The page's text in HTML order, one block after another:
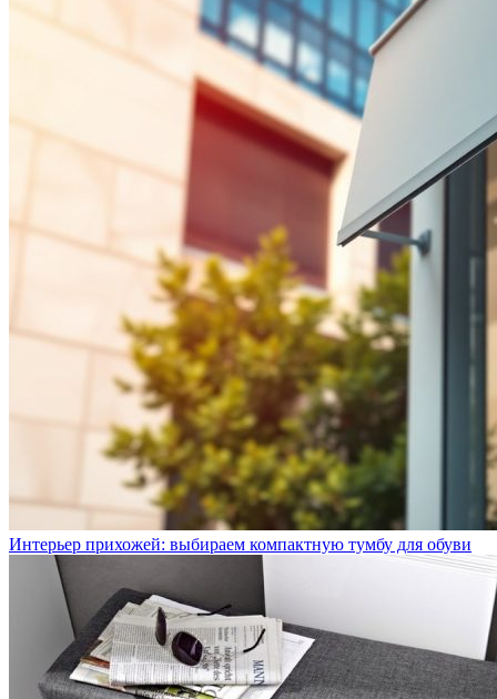
Интерьер прихожей: выбираем компактную тумбу для обуви